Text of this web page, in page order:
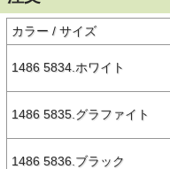
（単位：cm）
【商品説明】
NEW ERA®（ニューエラ）
左胸にブランドネームのワ
やタグラインをレイアウト
生地を使用した快適かつし
ンよりシルエットをアップ
ゆとりを持たせた新フィッテ
カラー / サイズ
1486 5834.ホワイト
1486 5835.グラファイト
1486 5836.ブラック